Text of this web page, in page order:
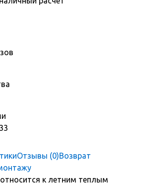
Отзывы (0)Возврат
к летним теплым